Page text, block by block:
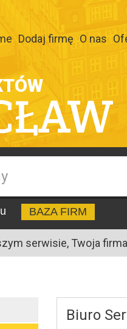
Dodaj firmę O nas
BAZA FIRM
serwisie, Twoja
Biuro